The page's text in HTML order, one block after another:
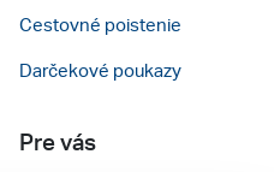
Cestovné poistenie
Darčekové poukazy
Pre vás